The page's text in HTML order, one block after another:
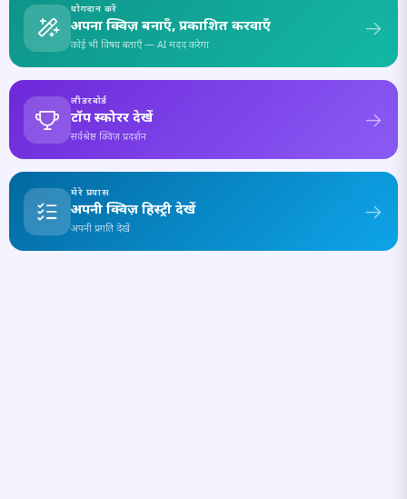
योगदान करें
अपना क्विज़ बनाएँ, प्रकाशित करवाएँ
कोई भी विषय बताएँ — AI मदद करेगा
लीडरबोर्ड
टॉप स्कोरर देखें
सर्वश्रेष्ठ क्विज़ प्रदर्शन
मेरे प्रयास
अपनी क्विज़ हिस्ट्री देखें
अपनी प्रगति देखें